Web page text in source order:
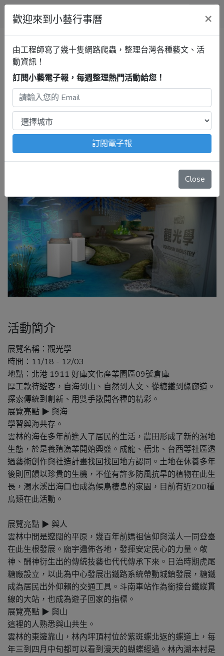
小藝行事曆
雲林行事曆 北港糖廠
2023年
【北港 1911 好庫文化產業園區-
觀光學-自海到山、自然到人文、
從糖鐵到綠廊道】
2023年11月18日 – 12月3日
注意：出發前請去官網再次確認！本站內容由程式自動抓
、例行休館日
舉辦等等特殊情況。
活動簡介
展覽名稱：觀光學
時間：11/18 - 12/03
地點：北港 1911 好庫文化產業園區09號倉庫
厚工款待遊客，自海到山、自然到人文、從糖鐵到綠廊道。
探索傳統到創新、用雙手敞開各種的精彩。
展覽亮點 ▶ 與海
學習與海共存。
雲林的海在多年前進入了居民的生活，農田形成了新的濕地
生態，於是養殖漁業開始興盛。成龍、梧北、台西等社區透
過藝術創作與社造計畫找回找回地方認同。土地在休養多年
後則回饋以珍貴的生機，不僅有許多防風抗旱的植物在此生
長，濁水溪出海口也成為候鳥棲息的家園，目前有近200種
鳥類在此活動。
展覽亮點 ▶ 與人
雲林中間是遼闊的平原，幾百年前媽祖信仰與漢人一同登臺
在此生根發展。廟宇遍佈各地，發揮安定民心的力量。敬
神、酬神衍生出的傳統技藝也代代傳承下來。日治時期虎尾
糖廠設立，以此為中心發展出鐵路系統帶動城鎮發展，糖鐵
成為居民出外仰賴的交通工具。斗南車站作為銜接台鐵縱貫
線的大站，也成為遊子回家的指標。
展覽亮點 ▶ 與山
這裡的人熟悉與山共生。
雲林的東邊靠山，林內坪頂村位於紫斑蝶北返的蝶道上，每
年三到四月中旬都可以看到漫天的蝴蝶經過。林內湖本村是
歡迎來到小藝行事曆 ×
由工程師寫了幾十隻網路爬蟲，整理台灣各種藝文、活
動資訊！
訂閱小藝電子報，每週整理熱門活動給您！
訂閱電子報
Close